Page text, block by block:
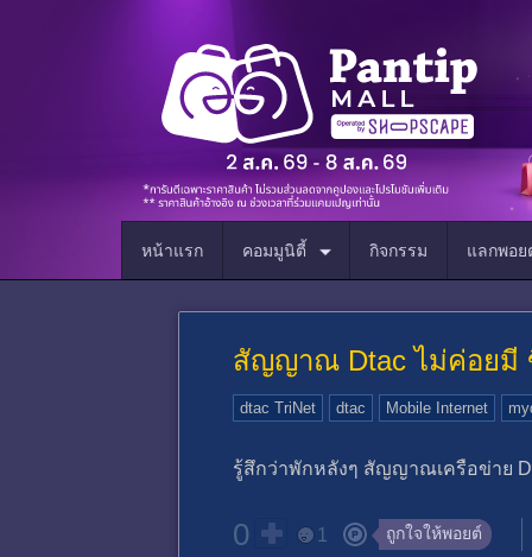
หน้าแรก คอมมูนิตี้ กิจกรรม แลกพอย
สัญญาณ Dtac ไม่ค่อยมี
dtac TriNet dtac Mobile Internet
รู้สึกว่าพักหลังๆ สัญญาณเครือข่าย
0 1 ถูกใจให้พอยต์